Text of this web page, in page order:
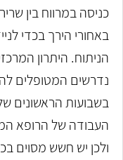
כניסה במרווח בין
באחורי הירך בכדי
הניתוח. היתרון
נדרשים המטופלים
בשבועות הראשונים
העבודה של הרופא
ולכן יש חשש מסוים